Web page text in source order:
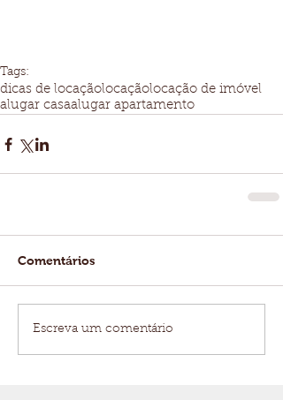
Tags:
dicas de locaçãolocaçãolocação de imóvel
alugar casaalugar apartamento
Comentários
Escreva um comentário